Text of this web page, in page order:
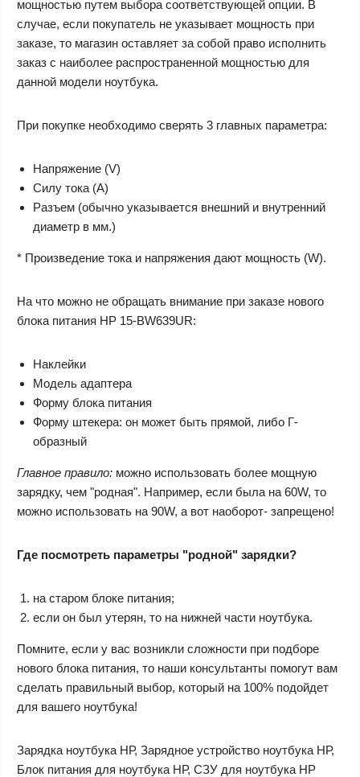
мощностью путем выбора соответствующей опции. В
случае, если покупатель не указывает мощность при
заказе, то магазин оставляет за собой право исполнить
заказ с наиболее распространенной мощностью для
данной модели ноутбука.
При покупке необходимо сверять 3 главных параметра:
Напряжение (V)
Силу тока (A)
Разъем (обычно указывается внешний и внутренний
диаметр в мм.)
* Произведение тока и напряжения дают мощность (W).
На что можно не обращать внимание при заказе нового
блока питания HP 15-BW639UR:
Наклейки
Модель адаптера
Форму блока питания
Форму штекера: он может быть прямой, либо Г-
образный
Главное правило: можно использовать более мощную
зарядку, чем "родная". Например, если была на 60W, то
можно использовать на 90W, а вот наоборот- запрещено!
Где посмотреть параметры "родной" зарядки?
на старом блоке питания;
если он был утерян, то на нижней части ноутбука.
Помните, если у вас возникли сложности при подборе
нового блока питания, то наши консультанты помогут вам
сделать правильный выбор, который на 100% подойдет
для вашего ноутбука!
Зарядка ноутбука НР, Зарядное устройство ноутбука НР,
Блок питания для ноутбука НР, СЗУ для ноутбука HP